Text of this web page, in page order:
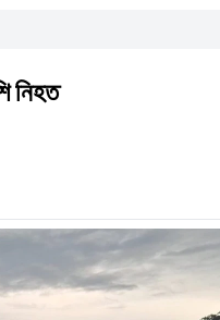
নিহত